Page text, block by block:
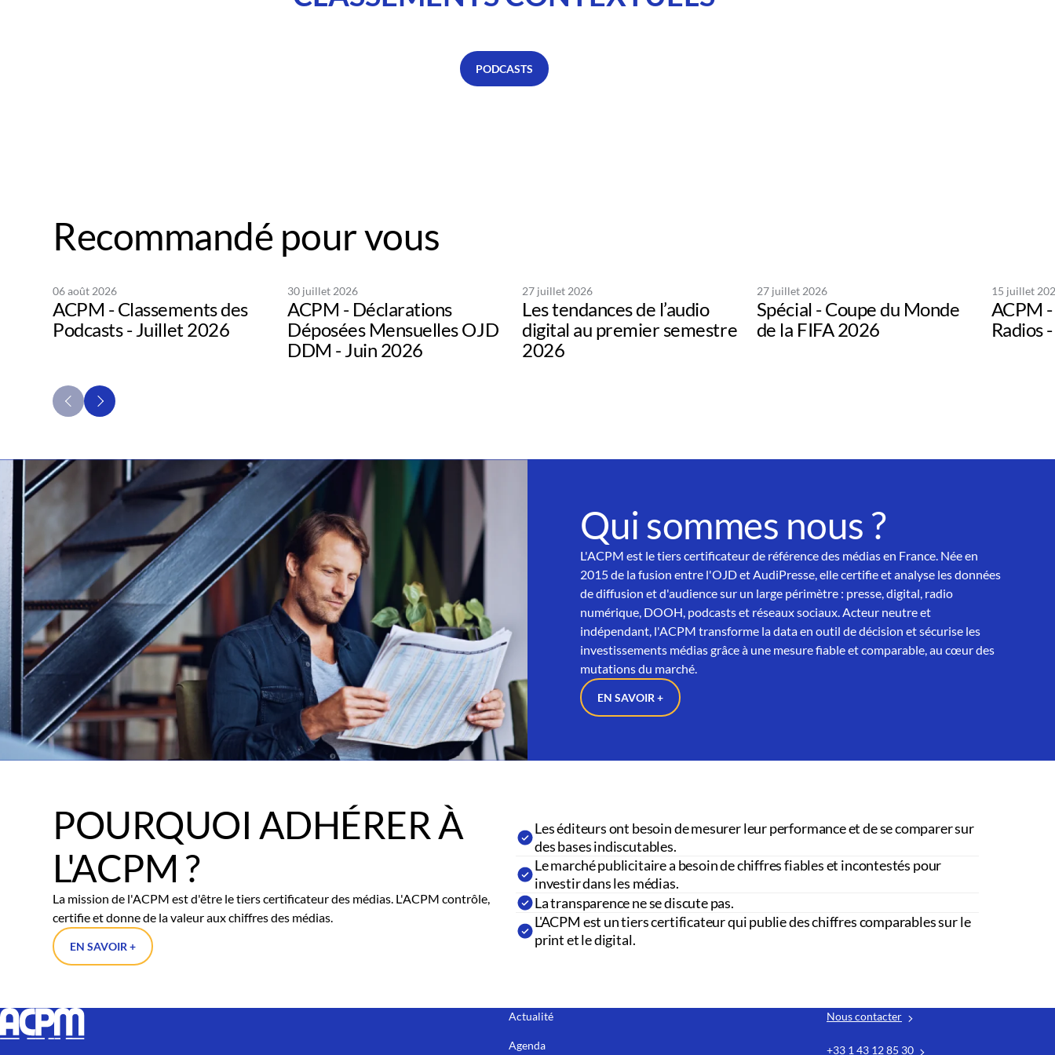
PODCASTS
Recommandé pour vous
06 août 2026
ACPM - Classements des
Podcasts - Juillet 2026
30 juillet 2026
ACPM - Déclarations
Déposées Mensuelles OJD
DDM - Juin 2026
27 juillet 2026
Les tendances de l’audio
digital au premier semestre
2026
27 juillet 2026
Spécial - Coupe du Monde
de la FIFA 2026
15 juillet
ACPM
Radios
Qui sommes nous ?
L'ACPM est le tiers certificateur de référence des médias en France. Née en
2015 de la fusion entre l'OJD et AudiPresse, elle certifie et analyse les données
de diffusion et d'audience sur un large périmètre : presse, digital, radio
numérique, DOOH, podcasts et réseaux sociaux. Acteur neutre et
indépendant, l'ACPM transforme la data en outil de décision et sécurise les
investissements médias grâce à une mesure fiable et comparable, au cœur des
mutations du marché.
EN SAVOIR +
POURQUOI ADHÉRER À
L'ACPM ?
La mission de l'ACPM est d'être le tiers certificateur des médias. L'ACPM contrôle,
certifie et donne de la valeur aux chiffres des médias.
EN SAVOIR +
Les éditeurs ont besoin de mesurer leur performance et de se comparer sur
des bases indiscutables.
Le marché publicitaire a besoin de chiffres fiables et incontestés pour
investir dans les médias.
La transparence ne se discute pas.
L'ACPM est un tiers certificateur qui publie des chiffres comparables sur le
print et le digital.
Actualité
Agenda
Nous contacter
+33 1 43 12 85 30